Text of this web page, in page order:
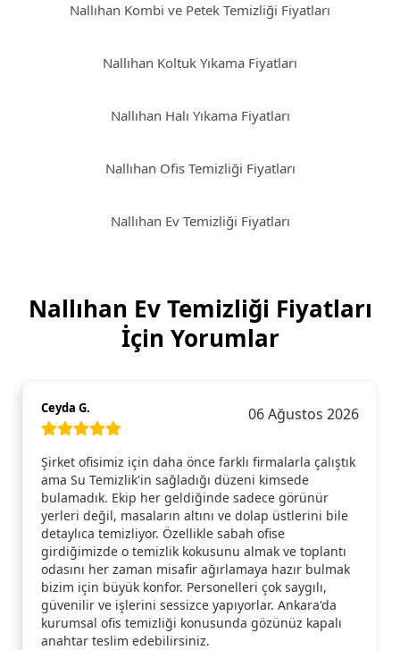
Nallıhan Kombi ve Petek Temizliği Fiyatları
Nallıhan Koltuk Yıkama Fiyatları
Nallıhan Halı Yıkama Fiyatları
Nallıhan Ofis Temizliği Fiyatları
Nallıhan Ev Temizliği Fiyatları
Nallıhan Ev Temizliği Fiyatları
İçin Yorumlar
Ceyda G. 06 Ağustos 2026
Şirket ofisimiz için daha önce farklı firmalarla çalıştık
ama Su Temizlik'in sağladığı düzeni kimsede
bulamadık. Ekip her geldiğinde sadece görünür
yerleri değil, masaların altını ve dolap üstlerini bile
detaylıca temizliyor. Özellikle sabah ofise
girdiğimizde o temizlik kokusunu almak ve toplantı
odasını her zaman misafir ağırlamaya hazır bulmak
bizim için büyük konfor. Personelleri çok saygılı,
güvenilir ve işlerini sessizce yapıyorlar. Ankara'da
kurumsal ofis temizliği konusunda gözünüz kapalı
anahtar teslim edebilirsiniz.